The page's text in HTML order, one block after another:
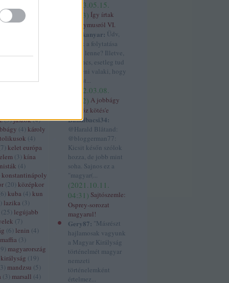
2023.05.15.
04:43 ) Így írtak
Anonymusról VI.
hajtűkanyar: Üdv,
ennek a folytatása
merre lenne? Illetve,
ha nincs, esetleg tud
segíteni valaki, hogy
Szt. Ist...
2022.03.08.
11:52 ) A jobbágy
'röghöz kötés'e
Bandibacsi34:
@Harald Blåtand:
@bloggerman77:
Kicsit későn szólok
hozza, de jobb mint
soha. Sajnos ez a
"magyar(...
(2021.10.11.
04:31 ) Sajtószemle:
Osprey-sorozat
magyarul!
Gery87: "Másrészt
hajlamosak vagyunk
a Magyar Királyság
történelmét magyar
nemzeti
történelemként
értelmez...
(3)hohenstauf
(3
horthy
(9)iii béla
(4)
(3)jászok(4)
(4) károly
(4)
7) kelet európa
(3 ) kína
(4)
konstantinápoly
(20) középkor
6) kuba (4) kun
) lazika (3 )
(25 ) legújabb
(7)
(6) lenin (4)
maffia (3 )
) magyarország
( 19)
3 ) mandzsu (5 )
(3 ) marsall (4)